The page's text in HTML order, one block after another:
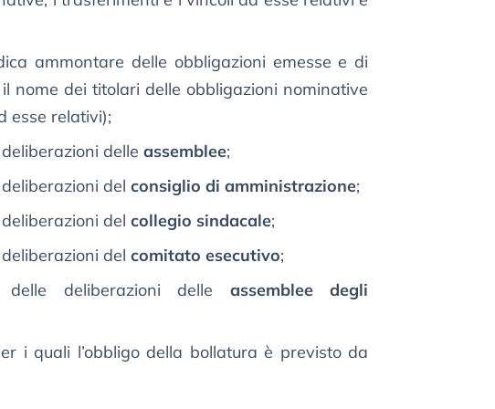
ammontare delle obbligazioni emesse e di
nome dei titolari delle obbligazioni nominative
esse relativi);
delle assemblee;
del consiglio di amministrazione;
del collegio sindacale;
del comitato esecutivo;
deliberazioni delle assemblee degli
i quali l’obbligo della bollatura è previsto da